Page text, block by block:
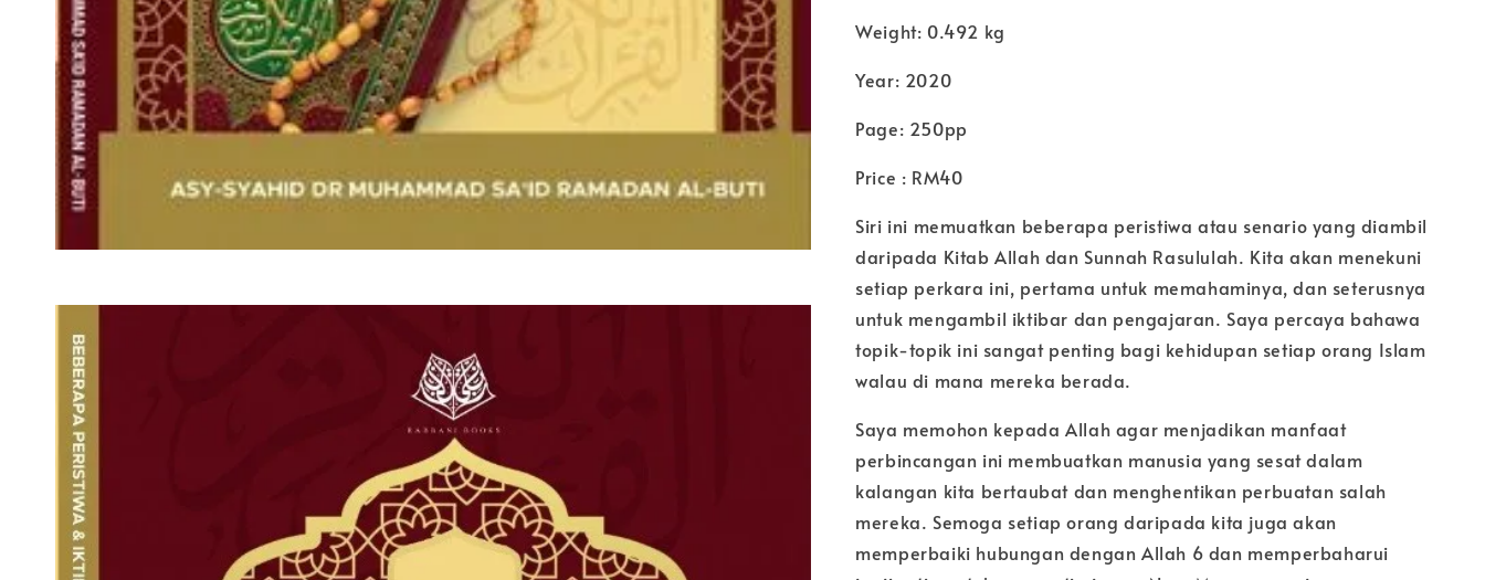
Weight: 0.492 kg
Year: 2020
Page: 250pp
Price : RM40
Siri ini memuatkan beberapa peristiwa atau senario yang diambil
daripada Kitab Allah dan Sunnah Rasululah. Kita akan menekuni
setiap perkara ini, pertama untuk memahaminya, dan seterusnya
untuk mengambil iktibar dan pengajaran. Saya percaya bahawa
topik-topik ini sangat penting bagi kehidupan setiap orang Islam
walau di mana mereka berada.
Saya memohon kepada Allah agar menjadikan manfaat
perbincangan ini membuatkan manusia yang sesat dalam
kalangan kita bertaubat dan menghentikan perbuatan salah
mereka. Semoga setiap orang daripada kita juga akan
memperbaiki hubungan dengan Allah 6 dan memperbaharui